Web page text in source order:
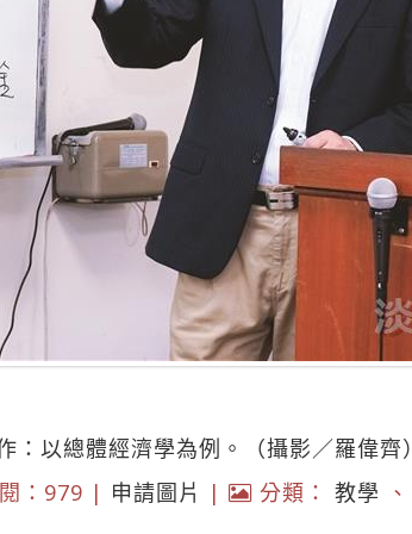
以總體經濟學為例。（攝影／羅偉齊）
：979 | 申請圖片 | 分類： 教學 、